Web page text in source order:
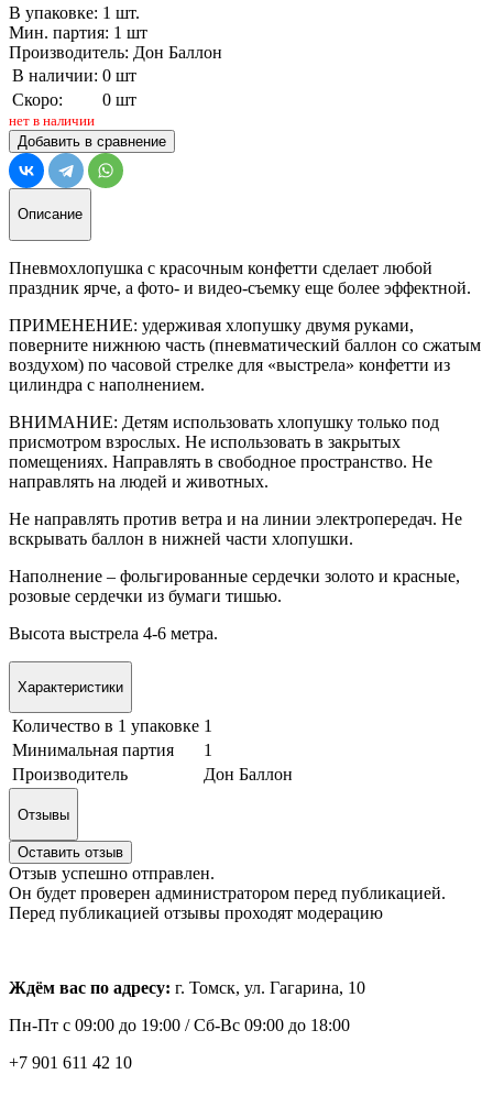
В упаковке: 1 шт.
Мин. партия: 1 шт
Производитель: Дон Баллон
В наличии: 0 шт
Скоро:
0 шт
нет в наличии
Добавить в сравнение
Описание
Пневмохлопушка с красочным конфетти сделает любой
праздник ярче, а фото- и видео-съемку еще более эффектной.
ПРИМЕНЕНИЕ: удерживая хлопушку двумя руками,
поверните нижнюю часть (пневматический баллон со сжатым
воздухом) по часовой стрелке для «выстрела» конфетти из
цилиндра с наполнением.
ВНИМАНИЕ: Детям использовать хлопушку только под
присмотром взрослых. Не использовать в закрытых
помещениях. Направлять в свободное пространство. Не
направлять на людей и животных.
Не направлять против ветра и на линии электропередач. Не
вскрывать баллон в нижней части хлопушки.
Наполнение – фольгированные сердечки золото и красные,
розовые сердечки из бумаги тишью.
Высота выстрела 4-6 метра.
Характеристики
Количество в 1 упаковке 1
Минимальная партия
1
Производитель
Дон Баллон
Отзывы
Оставить отзыв
Отзыв успешно отправлен.
Он будет проверен администратором перед публикацией.
Перед публикацией отзывы проходят модерацию
Ждём вас по адресу: г. Томск, ул. Гагарина, 10
Пн-Пт с 09:00 до 19:00 /Сб-Вс 09:00 до 18:00
+7 901 611 42 10